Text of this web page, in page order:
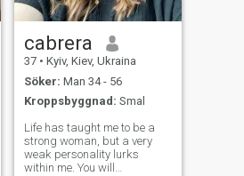
antingen ett djärvt äventyr
eller ingenting.
cabrera
37 • Kyiv, Kiev, Ukraina
Söker: Man 34 - 56
Kroppsbyggnad: Smal
Life has taught me to be a
strong woman, but a very
weak personality lurks
within me. You will